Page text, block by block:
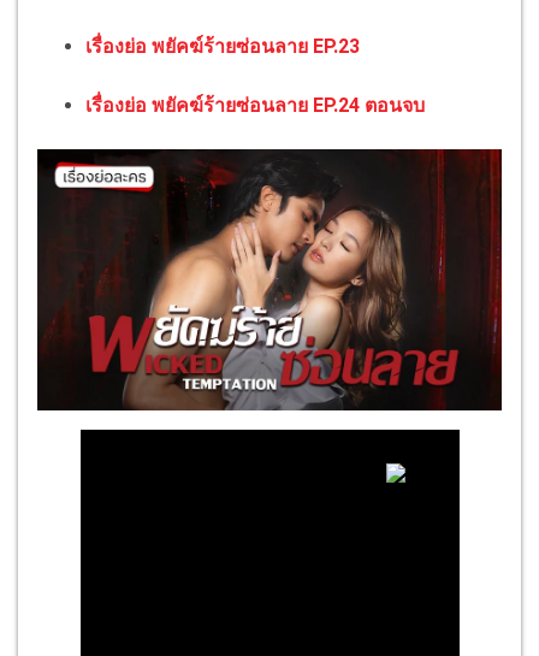
เรื่องย่อ พยัคฆ์ร้ายซ่อนลาย EP.23
เรื่องย่อ พยัคฆ์ร้ายซ่อนลาย EP.24 ตอนจบ